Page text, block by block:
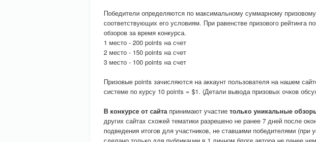
Победители определяются по максимальному суммарному
соответствующих его условиям. При равенстве призового рейтинга
обзоров за время конкурса.
1 место - 200 points на счет
2 место - 150 points на счет
3 место - 100 points на счет
Призовые points зачисляются на аккаунт пользователя на нашем
системе по курсу 10 points = $1. (Детали вывода призовых очков
В конкурсе от сайтапринимают участие только уникальные
других сайтах схожей тематики разрешено не ранее 7 дней после
подведения итогов для участников, не ставшими победителями